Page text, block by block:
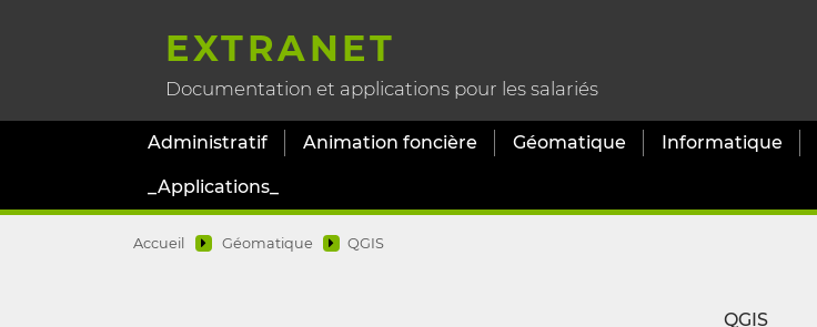
EXTRANET
Documentation et applications pour les salariés
Administratif Animation foncière Géomatique Informatique
_Applications_
Accueil Géomatique QGIS
QGIS